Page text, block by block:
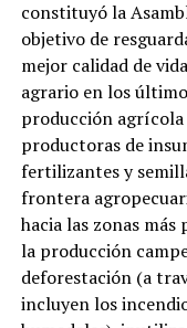
constituyó la
objetivo de
mejor calidad de
agrario en los
producción
productoras de
fertilizantes y
frontera
hacia las zonas más
la producción
deforestación (a
incluyen los